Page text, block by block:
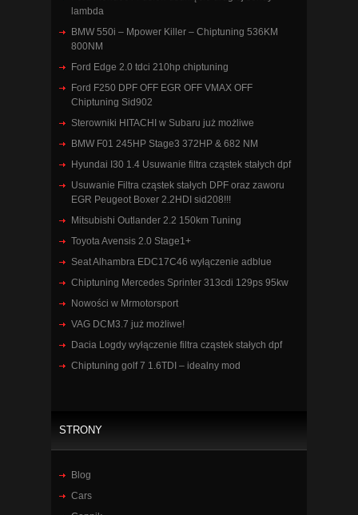
lambda
BMW 550i – Mpower Killer – Chiptuning 536KM
800NM
Ford Edge 2.0 tdci 210hp chiptuning
Ford F250 DPF OFF EGR OFF VMAX OFF
Chiptuning Sid902
Sterowniki HITACHI w Subaru już możliwe
BMW F01 245HP Stage3 372HP & 682 NM
Hyundai I30 1.4 Usuwanie filtra cząstek stałych dpf
Usuwanie Filtra cząstek stałych DPF oraz zaworu
EGR Peugeot Boxer 2.2HDI sid208!!!
Mitsubishi Outlander 2.2 150km Tuning
Toyota Avensis 2.0 Stage1+
Seat Alhambra EDC17C46 wyłączenie adblue
Chiptuning Mercedes Sprinter 313cdi 129ps 95kw
Nowości w Mrmotorsport
VAG DCM3.7 już możliwe!
Dacia Logdy wyłączenie filtra cząstek stałych dpf
Chiptuning golf 7 1.6TDI – idealny mod
STRONY
Blog
Cars